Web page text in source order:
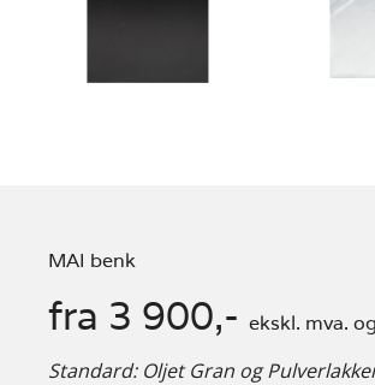
MAI benk
fra 3 900,- ekskl. mva.
Standard: Oljet Gran og